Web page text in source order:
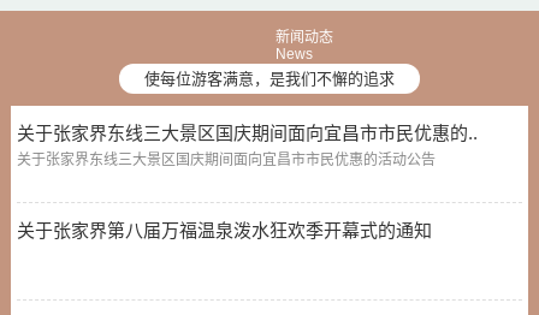
新闻动态
News
使每位游客满意，是我们不懈的追求
关于张家界东线三大景区国庆期间面向宜昌市市民优惠的..
关于张家界东线三大景区国庆期间面向宜昌市市民优惠的活动公告
关于张家界第八届万福温泉泼水狂欢季开幕式的通知